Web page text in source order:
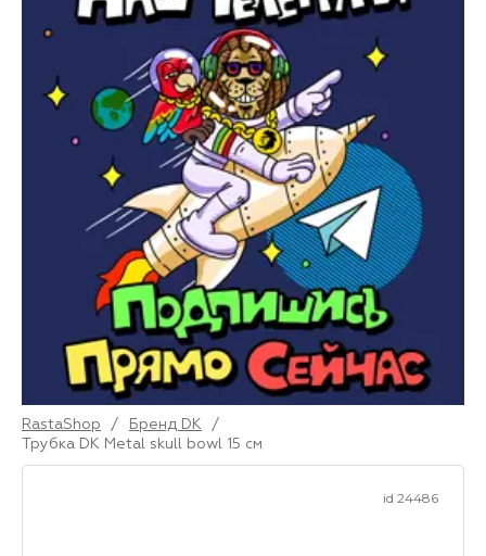
RastaShop / Бренд DK
/
Трубка DK Metal skull bowl 15 см
id 24486